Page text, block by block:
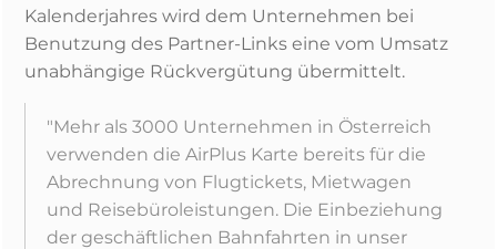
Kalenderjahres wird dem Unternehmen bei
Benutzung des Partner-Links eine vom Umsatz
unabhängige Rückvergütung übermittelt.
"Mehr als 3000 Unternehmen in Österreich
verwenden die AirPlus Karte bereits für die
Abrechnung von Flugtickets, Mietwagen
und Reisebüroleistungen. Die Einbeziehung
der geschäftlichen Bahnfahrten in unser